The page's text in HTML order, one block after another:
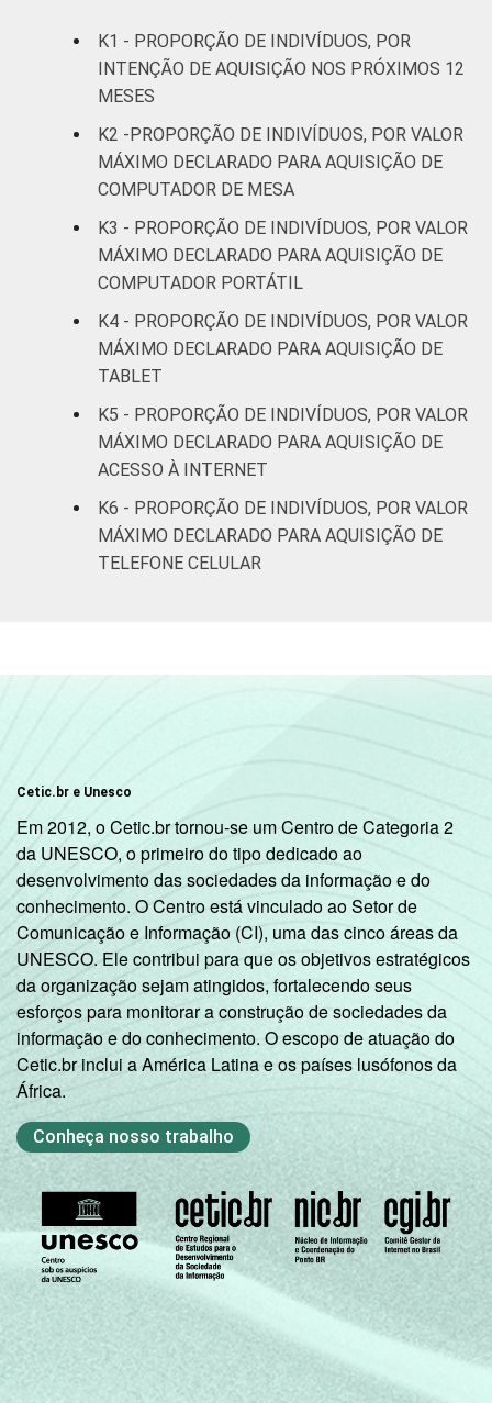
60 anos ou
mais
2 1
Renda
familiar
Até 1 SM 6 5
Mais de 1
SM até 2 SM
SM até 3 SM
Mais de 3
6
Mais de 5
SM
8
Mais de 10
SM
11
B 10 4
Ocupação PEA 5 3
Não PEA 6
1Base: 22.737.858 pessoas com 16 anos ou
mais que declararam ter a intenção de
adquirir computador portátil nos próximos 12
meses. Respostas estimuladas. Cada item
apresentado se refere apenas aos
resultados da alternativa "sim". Dados
coletados entre outubro de 2014 e março de
2015.
K1 - PROPORÇÃO DE INDIVÍDUOS, POR
INTENÇÃO DE AQUISIÇÃO NOS PRÓXIMOS 12
MESES
K2 -PROPORÇÃO DE INDIVÍDUOS, POR VALOR
MÁXIMO DECLARADO PARA AQUISIÇÃO DE
COMPUTADOR DE MESA
K3 - PROPORÇÃO DE INDIVÍDUOS, POR VALOR
MÁXIMO DECLARADO PARA AQUISIÇÃO DE
COMPUTADOR PORTÁTIL
K4 - PROPORÇÃO DE INDIVÍDUOS, POR VALOR
MÁXIMO DECLARADO PARA AQUISIÇÃO DE
TABLET
K5 - PROPORÇÃO DE INDIVÍDUOS, POR VALOR
MÁXIMO DECLARADO PARA AQUISIÇÃO DE
ACESSO À INTERNET
K6 - PROPORÇÃO DE INDIVÍDUOS, POR VALOR
MÁXIMO DECLARADO PARA AQUISIÇÃO DE
TELEFONE CELULAR
Cetic.br e Unesco
Em 2012, o Cetic.br tornou-se um Centro de Categoria 2
da UNESCO, o primeiro do tipo dedicado ao
desenvolvimento das sociedades da informação e do
conhecimento. O Centro está vinculado ao Setor de
Comunicação e Informação (CI), uma das cinco áreas da
UNESCO. Ele contribui para que os objetivos estratégicos
da organização sejam atingidos, fortalecendo seus
esforços para monitorar a construção de sociedades da
informação e do conhecimento. O escopo de atuação do
Cetic.br inclui a América Latina e os países lusófonos da
África.
Conheça nosso trabalho